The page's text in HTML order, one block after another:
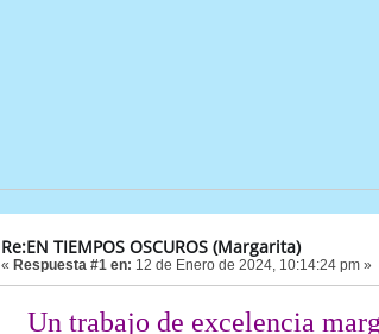
Re:EN TIEMPOS OSCUROS (Margarita)
« Respuesta #1 en: 12 de Enero de 2024, 10:14:24 pm »
Un trabajo de excelencia